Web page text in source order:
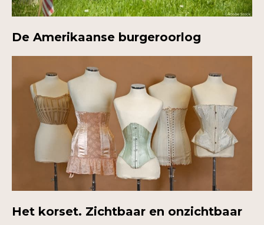
De Amerikaanse burgeroorlog
Het korset. Zichtbaar en onzichtbaar